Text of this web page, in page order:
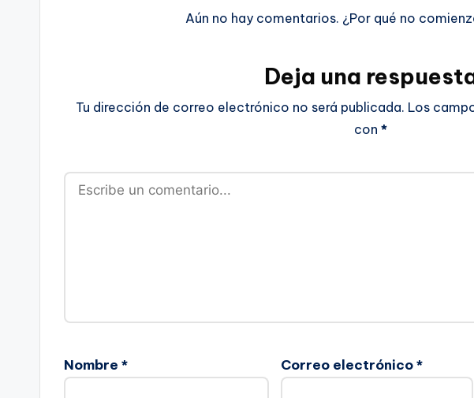
Aún no hay comentarios. ¿Por qué no
Deja una
Tu dirección de correo electrónico no será publicada. Los
con*
Nombre * Correo electrónico*